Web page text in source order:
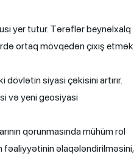
yer tutur. Tərəflər beynəlxalq
ortaq mövqedən çıxış etmək
siyasi çəkisini artırır.
və yeni geosiyasi
qorunmasında mühüm rol
fəaliyyətinin əlaqələndirilməsini,